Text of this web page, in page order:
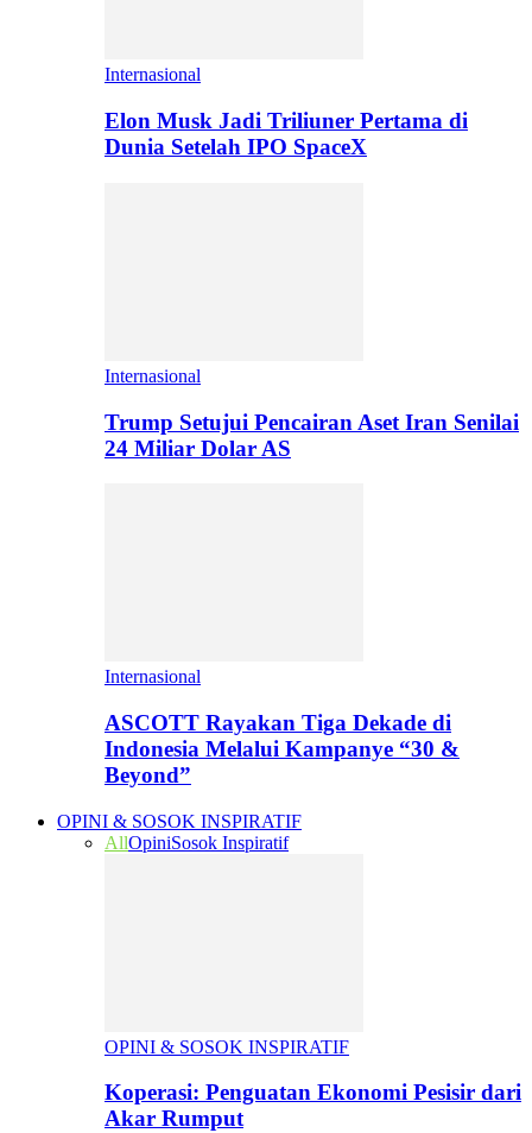
Internasional
Elon Musk Jadi Triliuner Pertama di
Dunia Setelah IPO SpaceX
Internasional
Trump Setujui Pencairan Aset Iran Senilai
24 Miliar Dolar AS
Internasional
ASCOTT Rayakan Tiga Dekade di
Indonesia Melalui Kampanye “30 &
Beyond”
OPINI & SOSOK INSPIRATIF
AllOpiniSosok Inspiratif
OPINI & SOSOK INSPIRATIF
Koperasi: Penguatan Ekonomi Pesisir dari
Akar Rumput